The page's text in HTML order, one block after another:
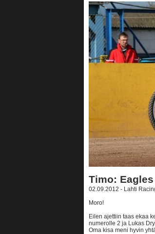
Timo:
02.09.2012 - Lahti
Moro!
Eilen ajettiin taas ekaa
numerolle 2 ja Lukas
Oma kisa meni hyvin